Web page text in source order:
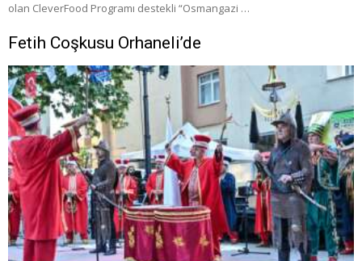
olan CleverFood Programı destekli “Osmangazi …
Fetih Coşkusu Orhaneli’de